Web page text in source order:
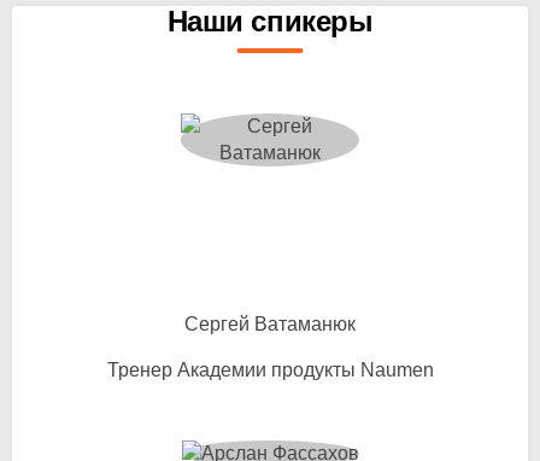
Наши спикеры
Сергей Ватаманюк
Тренер Академии продукты Naumen